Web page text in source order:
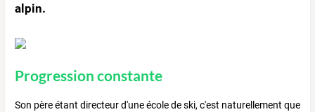
alpin.
Progression constante
Son père étant directeur d'une école de ski, c'est naturellement que